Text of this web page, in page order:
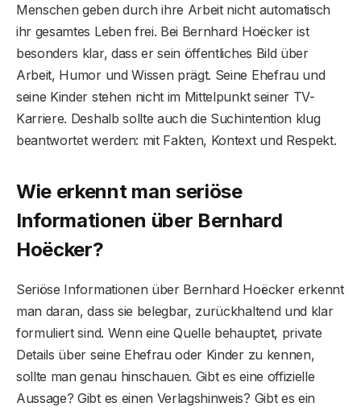
Menschen geben durch ihre Arbeit nicht automatisch
ihr gesamtes Leben frei. Bei Bernhard Hoëcker ist
besonders klar, dass er sein öffentliches Bild über
Arbeit, Humor und Wissen prägt. Seine Ehefrau und
seine Kinder stehen nicht im Mittelpunkt seiner TV-
Karriere. Deshalb sollte auch die Suchintention klug
beantwortet werden: mit Fakten, Kontext und Respekt.
Wie erkennt man seriöse
Informationen über Bernhard
Hoëcker?
Seriöse Informationen über Bernhard Hoëcker erkennt
man daran, dass sie belegbar, zurückhaltend und klar
formuliert sind. Wenn eine Quelle behauptet, private
Details über seine Ehefrau oder Kinder zu kennen,
sollte man genau hinschauen. Gibt es eine offizielle
Aussage? Gibt es einen Verlagshinweis? Gibt es ein